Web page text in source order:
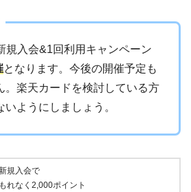
規入会&1回利用キャンペーン
となります。今後の開催予定も
。楽天カードを検討している方
ようにしましょう。
規入会で
もれなく2,000ポイント